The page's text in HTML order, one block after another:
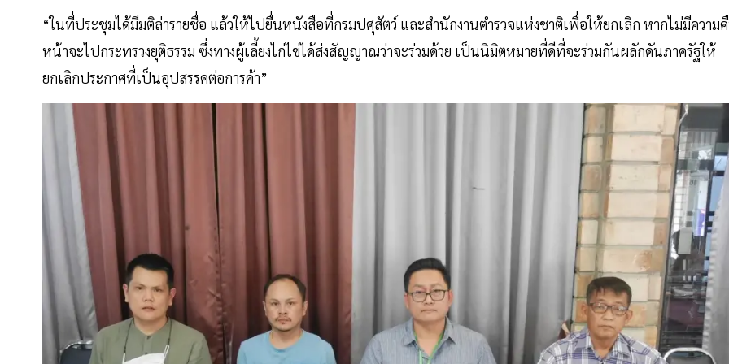
“ในที่ประชุมได้มีมติล่ารายชื่อ แล้วให้ไปยื่นหนังสือที่กรมปศุสัตว์ และสำนักงานตำรวจแห่งชาติเพื่อให้ยกเลิก หากไม่มีความ
หน้าจะไปกระทรวงยุติธรรม ซึ่งทางผู้เลี้ยงไก่ไข่ได้ส่งสัญญาณว่าจะร่วมด้วย เป็นนิมิตหมายที่ดีที่จะร่วมกันผลักดันภาครัฐให้
ยกเลิกประกาศที่เป็นอุปสรรคต่อการค้า”